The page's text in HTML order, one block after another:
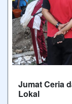
Jumat Ceria
Lokal